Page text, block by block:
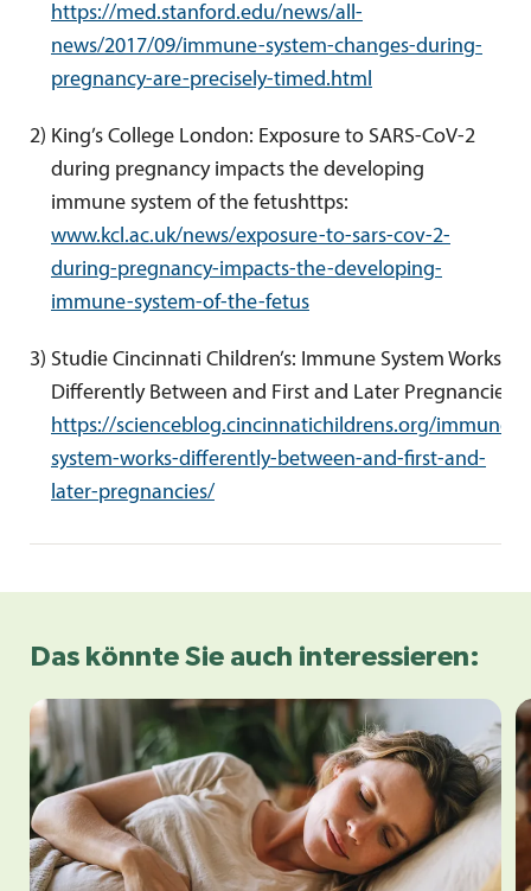
https://med.stanford.edu/news/all-
news/2017/09/immune-system-changes-during-
pregnancy-are-precisely-timed.html
2) King’s College London: Exposure to SARS-CoV-2
during pregnancy impacts the developing
www.kcl.ac.uk/news/exposure-to-sars-cov-2-
during-pregnancy-impacts-the-developing-
immune-system-of-the-fetus
3) Studie Cincinnati Children’s: Immune System Works
https://scienceblog.cincinnatichildrens.org/immune-
system-works-differently-between-and-first-and-
later-pregnancies/
Das könnte Sie auch interessieren: